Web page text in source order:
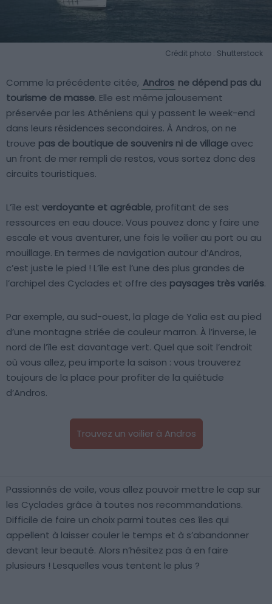
Crédit photo : Shutterstock
Comme la précédente citée, Andros ne dépend pas du
tourisme de masse. Elle est même jalousement
préservée par les Athéniens qui y passent le week-end
dans leurs résidences secondaires. À Andros, on ne
trouve pas de boutique de souvenirs ni de village avec
un front de mer rempli de restos, vous sortez donc des
circuits touristiques.
L’île est verdoyante et agréable, profitant de ses
ressources en eau douce. Vous pouvez donc y faire une
escale et vous aventurer, une fois le voilier au port ou au
mouillage. En termes de navigation autour d’Andros,
c’est juste le pied ! L’île est l’une des plus grandes de
l’archipel des Cyclades et offre des paysages très variés.
Par exemple, au sud-ouest, la plage de Yalia est au pied
d’une montagne striée de couleur marron. À l’inverse, le
nord de l’île est davantage vert. Quel que soit l’endroit
où vous allez, peu importe la saison : vous trouverez
toujours de la place pour profiter de la quiétude
d’Andros.
Trouvez un voilier à Andros
Passionnés de voile, vous allez pouvoir mettre le cap sur
les Cyclades grâce à toutes nos recommandations.
Difficile de faire un choix parmi toutes ces îles qui
appellent à laisser couler le temps et à s’abandonner
devant leur beauté. Alors n’hésitez pas à en faire
plusieurs ! Lesquelles vous tentent le plus ?